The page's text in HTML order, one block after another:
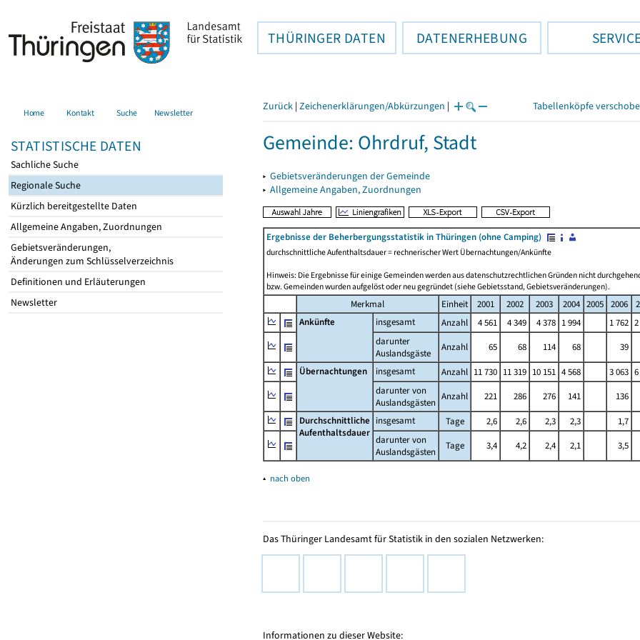
THÜRINGER DATEN DATENERHEBUNG
Home Kontakt Suche Newsletter
STATISTISCHE DATEN
Sachliche Suche
Regionale Suche
Kürzlich bereitgestellte Daten
Allgemeine Angaben, Zuordnungen
Gebietsveränderungen,
Änderungen zum Schlüsselverzeichnis
Definitionen und Erläuterungen
Newsletter
Zurück | Zeichenerklärungen/Abkürzungen | Tabellenköpfe
Gemeinde: Ohrdruf, Stadt
▸ Gebietsveränderungen der Gemeinde
▸ Allgemeine Angaben, Zuordnungen
Ergebnisse der Beherbergungsstatistik in Thüringen (ohne Camping)
durchschnittliche Aufenthaltsdauer = rechnerischer Wert Übernachtungen/Ankünfte
Hinweis: Die Ergebnisse für einige Gemeinden werden aus datenschutzrechtlichen Gründen nicht
bzw. Gemeinden wurden aufgelöst oder neu gegründet (siehe Gebietsstand, Gebietsveränderungen).
Merkmal Einheit 2001 2002 2003 2004 2005 2006
Ankünfte
insgesamt Anzahl 4 561 4 349 4 378 1 994 1 762
darunter
Auslandsgäste
Anzahl 65 68 114 68 39
Übernachtungen
insgesamt Anzahl 11 730 11 319 10 151 4 568 3 063
darunter von
Auslandsgästen
Anzahl 221 286 276 141 136
Durchschnittliche
Aufenthaltsdauer
insgesamt Tage 2,6 2,6 2,3 2,3 1,7
darunter von
Auslandsgästen
Tage 3,4 4,2 2,4 2,1 3,5
▴ nach oben
Das Thüringer Landesamt für Statistik in den sozialen Netzwerken:
Informationen zu dieser Website: